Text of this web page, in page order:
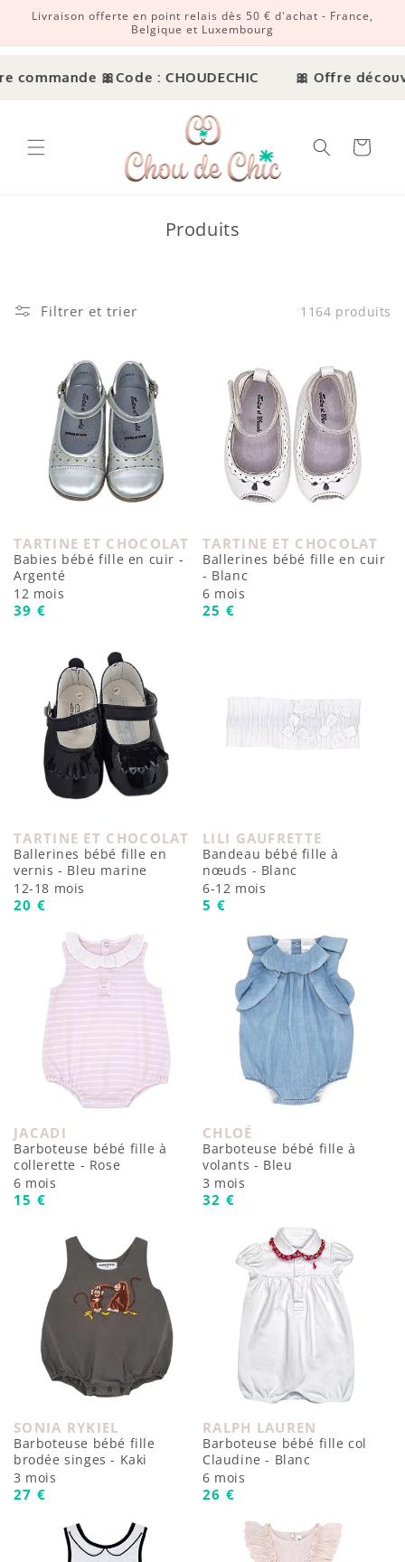
et passer au contenu
Livraison offerte en point relais dès 50 € d'achat - France,
Belgique et Luxembourg
🎀Code : CHOUDECHIC 🎀 Offre
Panier
Produits
Filtrer et trier 1164 produits
Fournisseur :
TARTINE ET CHOCOLAT
Babies bébé fille en cuir -
Argenté
12 mois
Prix habituel
39 €
Fournisseur :
TARTINE ET CHOCOLAT
Ballerines bébé fille en cuir
- Blanc
6 mois
Prix habituel
25 €
Fournisseur :
TARTINE ET CHOCOLAT
Ballerines bébé fille en
vernis - Bleu marine
12-18 mois
Prix habituel
20 €
Fournisseur :
LILI GAUFRETTE
Bandeau bébé fille à
nœuds - Blanc
6-12 mois
Prix habituel
5 €
Fournisseur :
JACADI
Barboteuse bébé fille à
collerette - Rose
6 mois
Prix habituel
15 €
Fournisseur :
CHLOÉ
Barboteuse bébé fille à
volants - Bleu
3 mois
Prix habituel
32 €
Fournisseur :
SONIA RYKIEL
Barboteuse bébé fille
brodée singes - Kaki
3 mois
Prix habituel
27 €
Fournisseur :
RALPH LAUREN
Barboteuse bébé fille col
Claudine - Blanc
6 mois
Prix habituel
26 €